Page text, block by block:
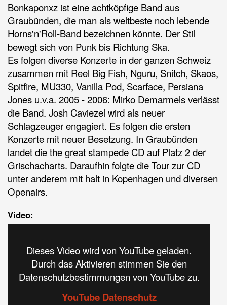
Bonkaponxz ist eine achtköpfige Band aus
Graubünden, die man als weltbeste noch lebende
Horns'n'Roll-Band bezeichnen könnte. Der Stil
bewegt sich von Punk bis Richtung Ska.
Es folgen diverse Konzerte in der ganzen Schweiz
zusammen mit Reel Big Fish, Nguru, Snitch, Skaos,
Spitfire, MU330, Vanilla Pod, Scarface, Persiana
Jones u.v.a. 2005 - 2006: Mirko Demarmels verlässt
die Band. Josh Caviezel wird als neuer
Schlagzeuger engagiert. Es folgen die ersten
Konzerte mit neuer Besetzung. In Graubünden
landet die the great stampede CD auf Platz 2 der
Grischacharts. Daraufhin folgte die Tour zur CD
unter anderem mit halt in Kopenhagen und diversen
Openairs.
Video:
Dieses Video wird von YouTube geladen.
Durch das Aktivieren stimmen Sie den
Datenschutzbestimmungen von YouTube zu.
YouTube Datenschutz